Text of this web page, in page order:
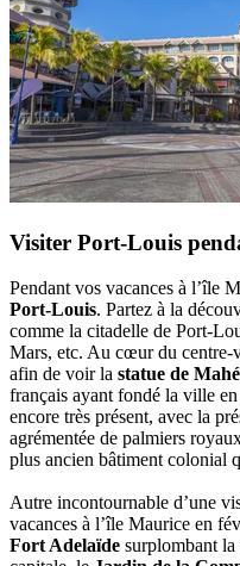
Visiter Port-Louis
Pendant vos vacances à l’île
Port-Louis. Partez à la
comme la citadelle de Port-
Mars, etc. Au cœur du centre-
afin de voir la statue de
français ayant fondé la ville
encore très présent, avec la
agrémentée de palmiers
plus ancien bâtiment colonial
Autre incontournable d’une
vacances à l’île Maurice en
Fort Adelaïde surplombant